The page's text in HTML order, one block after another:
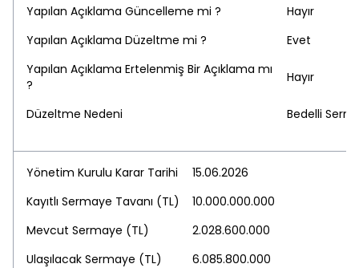
Yapılan Açıklama Güncelleme mi ?
Hayır
Yapılan Açıklama Düzeltme mi ?
Evet
Yapılan Açıklama Ertelenmiş Bir Açıklama mı
?
Hayır
Düzeltme Nedeni Bedelli
Yönetim Kurulu Karar Tarihi
15.06.2026
Kayıtlı Sermaye Tavanı (TL)
10.000.000.000
Mevcut Sermaye (TL)
2.028.600.000
Ulaşılacak Sermaye (TL)
6.085.800.000